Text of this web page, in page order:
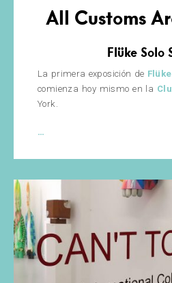
All Customs
Flüke Solo
La primera exposición de Flüke
comienza hoy mismo en la
York.
…
Are
Bastards